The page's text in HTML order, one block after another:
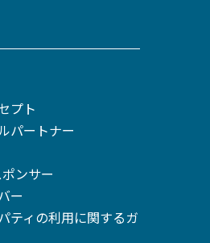
プト
パートナー
ンサー
ー
ティの利用に関するガ